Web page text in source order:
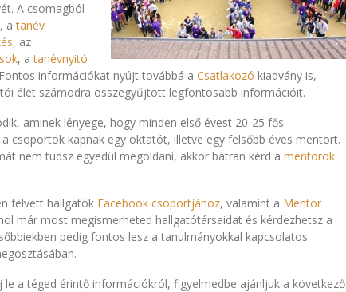
A csomagból
, atanév
, az
, atanévnyitó
információkat nyújt továbbá a Csatlakozó kiadvány is,
élet számodra összegyűjtött legfontosabb információit.
aminek lényege, hogy minden első évest 20-25 fős
csoportok kapnak egy oktatót, illetve egy felsőbb éves mentort.
nem tudsz egyedül megoldani, akkor bátran kérd a mentorok
felvett hallgatók Facebook csoportjához, valamint a Mentor
már most megismerheted hallgatótársaidat és kérdezhetsz a
pedig fontos lesz a tanulmányokkal kapcsolatos
le a téged érintő információkról, figyelmedbe ajánljuk a következő